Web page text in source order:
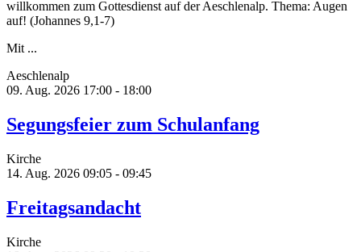
willkommen zum Gottesdienst auf der Aeschlenalp. Thema: Augen
auf! (Johannes 9,1-7)
Mit ...
Aeschlenalp
09. Aug. 2026 17:00 - 18:00
Segungsfeier zum Schulanfang
Kirche
14. Aug. 2026 09:05 - 09:45
Freitagsandacht
Kirche